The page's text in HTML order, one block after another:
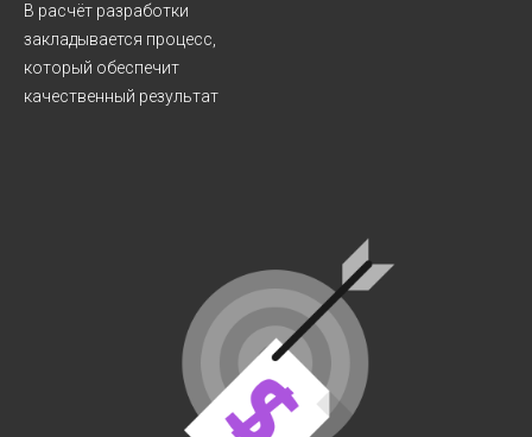
В расчёт разработки
закладывается процесс,
который обеспечит
качественный результат